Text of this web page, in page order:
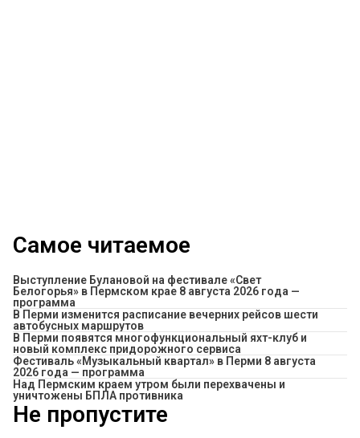
Самое читаемое
Выступление Булановой на фестивале «Свет
Белогорья» в Пермском крае 8 августа 2026 года —
программа
​В Перми изменится расписание вечерних рейсов шести
автобусных маршрутов
В Перми появятся многофункциональный яхт-клуб и
новый комплекс придорожного сервиса
Фестиваль «Музыкальный квартал» в Перми 8 августа
2026 года — программа
Над Пермским краем утром были перехвачены и
уничтожены БПЛА противника
Не пропустите